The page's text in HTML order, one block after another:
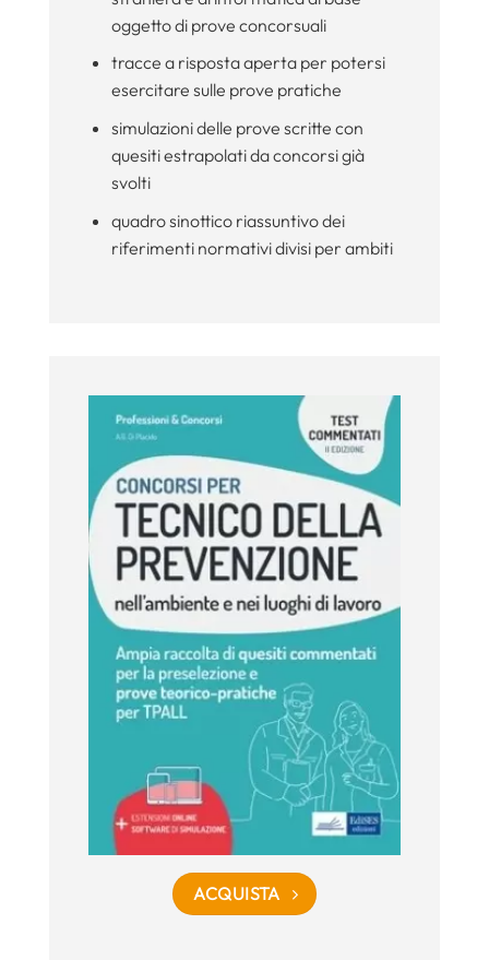
oggetto di prove concorsuali
tracce a risposta aperta per potersi
esercitare sulle prove pratiche
simulazioni delle prove scritte con
quesiti estrapolati da concorsi già
svolti
quadro sinottico riassuntivo dei
riferimenti normativi divisi per ambiti
ACQUISTA